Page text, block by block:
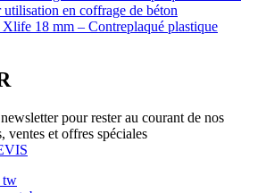
pour rester au courant de nos
ventes et offres spéciales